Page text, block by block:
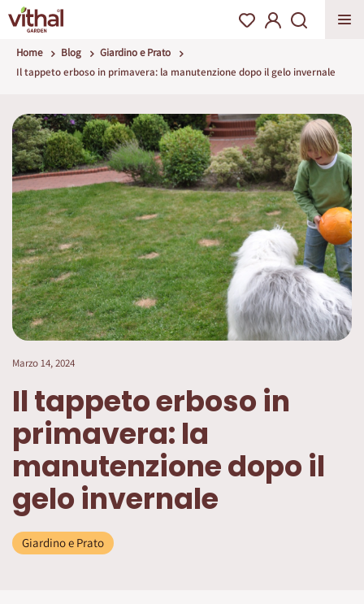
Home Blog
Giardino e Prato
Il tappeto erboso in primavera: la manutenzione dopo il gelo invernale
Marzo 14, 2024
Il tappeto erboso in
primavera: la
manutenzione dopo il
gelo invernale
Giardino e Prato